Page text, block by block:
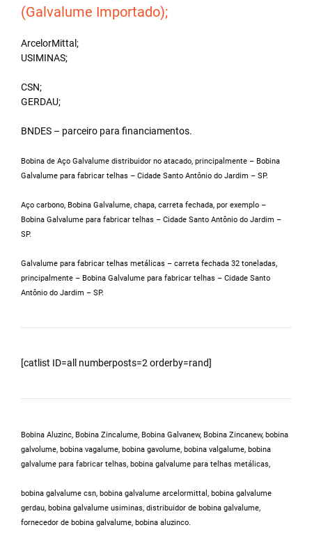
(Galvalume Importado);
ArcelorMittal;
USIMINAS;
CSN;
GERDAU;
BNDES – parceiro para financiamentos.
Bobina de Aço Galvalume distribuidor no atacado, principalmente – Bobina
Galvalume para fabricar telhas – Cidade Santo Antônio do Jardim – SP.
Aço carbono, Bobina Galvalume, chapa, carreta fechada, por exemplo –
Bobina Galvalume para fabricar telhas – Cidade Santo Antônio do Jardim –
SP.
Galvalume para fabricar telhas metálicas – carreta fechada 32 toneladas,
principalmente – Bobina Galvalume para fabricar telhas – Cidade Santo
Antônio do Jardim – SP.
[catlist ID=all numberposts=2 orderby=rand]
Bobina Aluzinc, Bobina Zincalume, Bobina Galvanew, Bobina Zincanew, bobina
galvolume, bobina vagalume, bobina gavolume, bobina valgalume, bobina
galvalume para fabricar telhas, bobina galvalume para telhas metálicas,
bobina galvalume csn, bobina galvalume arcelormittal, bobina galvalume
gerdau, bobina galvalume usiminas, distribuidor de bobina galvalume,
fornecedor de bobina galvalume, bobina aluzinco.